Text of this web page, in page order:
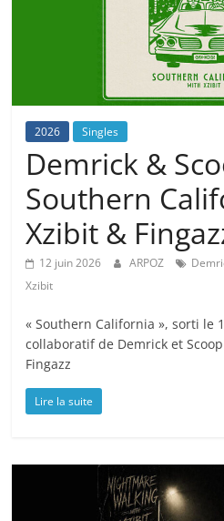
2026 Singles
Demrick &
Southern
Xzibit &
12 juin 2026 ARPOZ
Xzibit
« Southern California », sorti le
collaboratif de Demrick et
Fingazz
Lire la suite